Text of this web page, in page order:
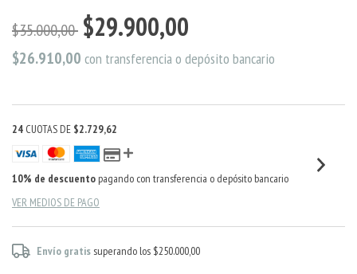
$35.000,00 $29.900,00
$26.910,00 con transferencia o depósito bancario
24 CUOTAS DE $2.729,62
10% de descuento pagando con transferencia o depósito bancario
VER MEDIOS DE PAGO
Envío gratis superando los $250.000,00